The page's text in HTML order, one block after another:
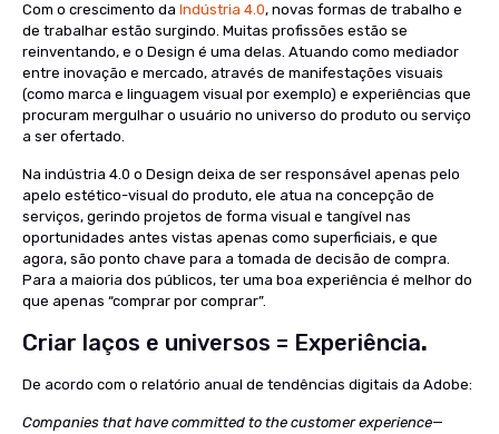
Com o crescimento da Indústria 4.0, novas formas de trabalho e
de trabalhar estão surgindo. Muitas profissões estão se
reinventando, e o Design é uma delas. Atuando como mediador
entre inovação e mercado, através de manifestações visuais
(como marca e linguagem visual por exemplo) e experiências que
procuram mergulhar o usuário no universo do produto ou serviço
a ser ofertado.
Na indústria 4.0 o Design deixa de ser responsável apenas pelo
apelo estético-visual do produto, ele atua na concepção de
serviços, gerindo projetos de forma visual e tangível nas
oportunidades antes vistas apenas como superficiais, e que
agora, são ponto chave para a tomada de decisão de compra.
Para a maioria dos públicos, ter uma boa experiência é melhor do
que apenas “comprar por comprar”.
Criar laços e universos = Experiência.
De acordo com o relatório anual de tendências digitais da Adobe:
Companies that have committed to the customer experience—